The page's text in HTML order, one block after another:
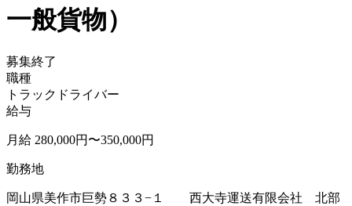
一般貨物）
募集終了
職種
トラックドライバー
給与
月給 280,000円〜350,000円
勤務地
岡山県美作市巨勢８３３−１ 西大寺運送有限会社 北部